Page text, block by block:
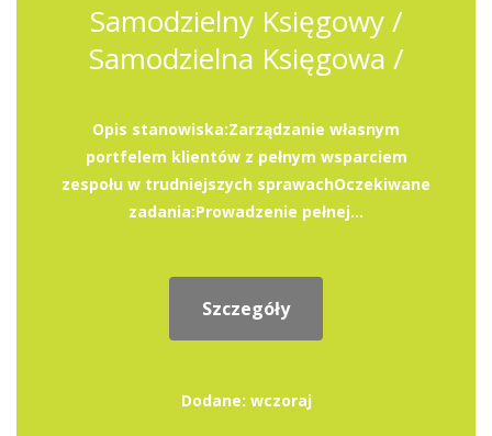
Samodzielny Księgowy /
Samodzielna Księgowa /
Opis stanowiska:Zarządzanie własnym
portfelem klientów z pełnym wsparciem
zespołu w trudniejszych sprawachOczekiwane
zadania:Prowadzenie pełnej...
Szczegóły
Dodane: wczoraj